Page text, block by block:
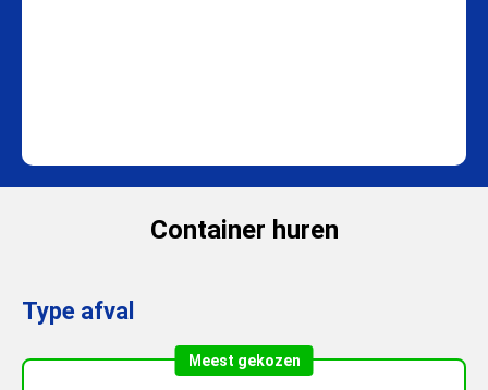
Container huren
Type afval
Meest gekozen